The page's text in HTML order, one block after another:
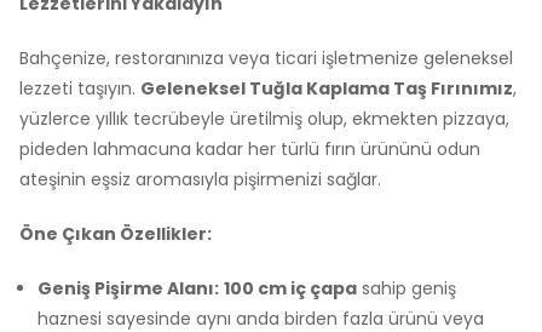
Bahçenize, restoranınıza veya ticari işletmenize geleneksel
lezzeti taşıyın. Geleneksel Tuğla Kaplama Taş Fırınımız,
yüzlerce yıllık tecrübeyle üretilmiş olup, ekmekten pizzaya,
pideden lahmacuna kadar her türlü fırın ürününü odun
ateşinin eşsiz aromasıyla pişirmenizi sağlar.
Öne Çıkan Özellikler:
Geniş Pişirme Alanı: 100 cm iç çapa sahip geniş
haznesi sayesinde aynı anda birden fazla ürünü veya